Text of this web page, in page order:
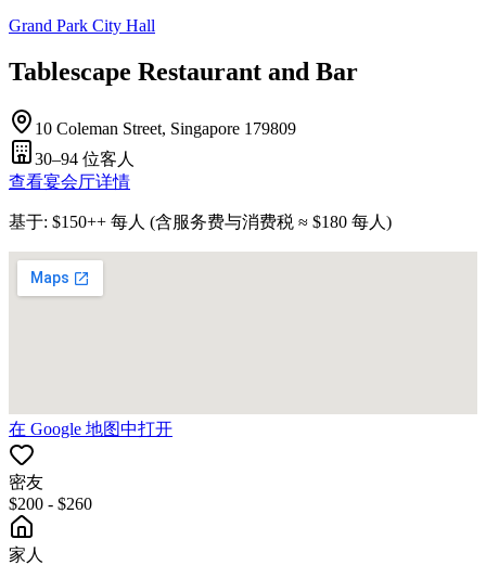
Grand Park City Hall
Tablescape Restaurant and Bar
10 Coleman Street, Singapore 179809
30–94 位客人
查看宴会厅详情
基于: $150++ 每人 (含服务费与消费税 ≈ $180 每人 )
在 Google 地图中打开
密友
$200 - $260
家人